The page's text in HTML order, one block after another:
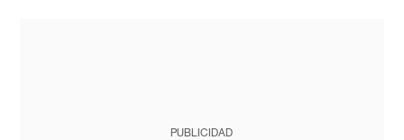
PUBLICIDAD